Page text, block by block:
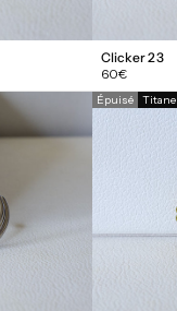
Clicker 23
Prix
régulier
60€
Épuisé Titane